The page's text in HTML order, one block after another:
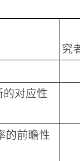
究
的对应性
的前瞻性